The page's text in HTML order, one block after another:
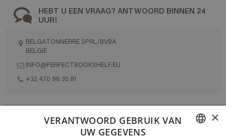
HEBT U EEN VRAAG? ANTWOORD BINNEN 24
UUR!
BELGATONNERRE SPRL/BVBA
BELGIË
INFO@PERFECTBOOKSHELF.EU
+32 470 96 35 81
VOLLEDIG ONTWORPEN EN GEPRODUCEERD IN BELGIË
×
VERANTWOORD GEBRUIK VAN
UW GEGEVENS